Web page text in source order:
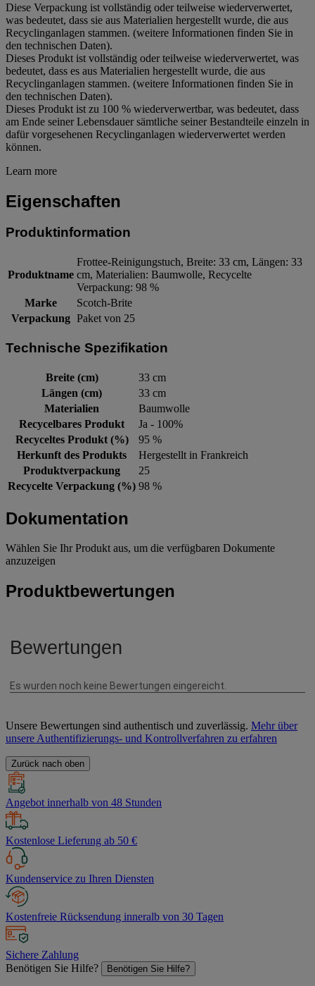
Diese Verpackung ist vollständig oder teilweise wiederverwertet,
was bedeutet, dass sie aus Materialien hergestellt wurde, die aus
Recyclinganlagen stammen. (weitere Informationen finden Sie in
den technischen Daten).
Dieses Produkt ist vollständig oder teilweise wiederverwertet, was
bedeutet, dass es aus Materialien hergestellt wurde, die aus
Recyclinganlagen stammen. (weitere Informationen finden Sie in
den technischen Daten).
Dieses Produkt ist zu 100 % wiederverwertbar, was bedeutet, dass
am Ende seiner Lebensdauer sämtliche seiner Bestandteile einzeln in
dafür vorgesehenen Recyclinganlagen wiederverwertet werden
können.
Learn more
Eigenschaften
Produktinformation
Produktname
Frottee-Reinigungstuch, Breite: 33 cm, Längen: 33
cm, Materialien: Baumwolle, Recycelte
Verpackung: 98 %
Marke
Scotch-Brite
Verpackung Paket von 25
Technische Spezifikation
Breite (cm)
33 cm
Längen (cm)
33 cm
Materialien
Baumwolle
Recycelbares Produkt
Ja - 100%
Recyceltes Produkt (%)
95 %
Herkunft des Produkts
Hergestellt in Frankreich
Produktverpackung
25
Recycelte Verpackung (%) 98 %
Dokumentation
Wählen Sie Ihr Produkt aus, um die verfügbaren Dokumente
anzuzeigen
Produktbewertungen
Unsere Bewertungen sind authentisch und zuverlässig. Mehr über
unsere Authentifizierungs- und Kontrollverfahren zu erfahren
Zurück nach oben
Angebot innerhalb von 48 Stunden
Kostenlose Lieferung ab 50 €
Kundenservice zu Ihren Diensten
Kostenfreie Rücksendung inneralb von 30 Tagen
Sichere Zahlung
Benötigen Sie Hilfe?
Benötigen Sie Hilfe?